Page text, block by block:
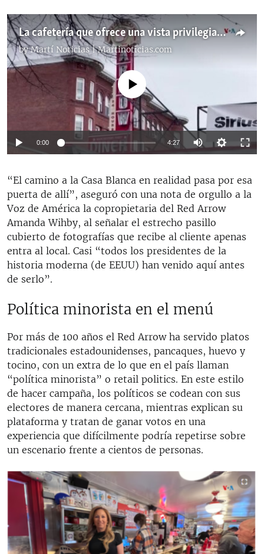
La cafetería que ofrece una vista privilegiada a la democracia
byMartí Noticias | Martinoticias.com
144p
No media source currently available
0:00 4:27
240p
“El camino a la Casa Blanca en realidad pasa por esa
puerta de allí”, aseguró con una nota de orgullo a la
Voz de América la copropietaria del Red Arrow
Amanda Wihby, al señalar el estrecho pasillo
cubierto de fotografías que recibe al cliente apenas
entra al local. Casi “todos los presidentes de la
historia moderna (de EEUU) han venido aquí antes
de serlo”.
Política minorista en el menú
Por más de 100 años el Red Arrow ha servido platos
tradicionales estadounidenses, pancaques, huevo y
tocino, con un extra de lo que en el país llaman
“política minorista” o retail politics. En este estilo
de hacer campaña, los políticos se codean con sus
electores de manera cercana, mientras explican su
plataforma y tratan de ganar votos en una
experiencia que difícilmente podría repetirse sobre
un escenario frente a cientos de personas.